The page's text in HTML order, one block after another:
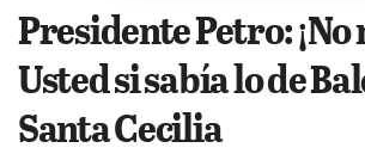
Presidente Petro:
Usted si sabía lo de
Santa Cecilia